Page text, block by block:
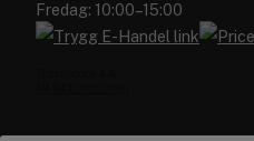
Fredag: 10:00–15:00